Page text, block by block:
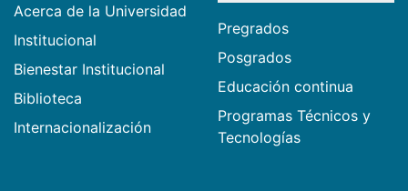
Acerca de la Universidad
Institucional
Bienestar Institucional
Biblioteca
Internacionalización
Pregrados
Posgrados
Educación continua
Programas Técnicos y
Tecnologías